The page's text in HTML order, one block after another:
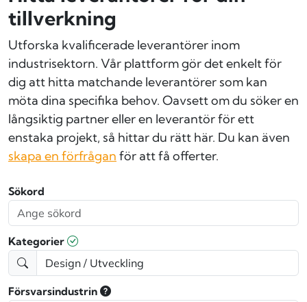
tillverkning
Utforska kvalificerade leverantörer inom
industrisektorn. Vår plattform gör det enkelt för
dig att hitta matchande leverantörer som kan
möta dina specifika behov. Oavsett om du söker en
långsiktig partner eller en leverantör för ett
enstaka projekt, så hittar du rätt här. Du kan även
skapa en förfrågan för att få offerter.
Sökord
Kategorier
Försvarsindustrin